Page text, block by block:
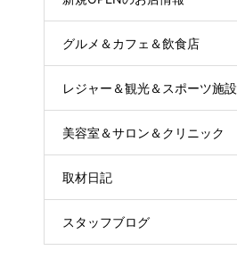
グルメ＆カフェ＆飲食店
レジャー＆観光＆スポーツ施設
美容室＆サロン＆クリニック
取材日記
スタッフブログ